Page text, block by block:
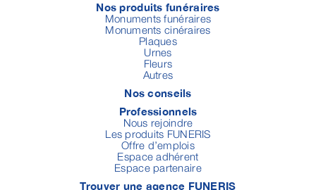
Nos produits funéraires
Monuments funéraires
Monuments cinéraires
Plaques
Urnes
Fleurs
Autres
Nos conseils
Professionnels
Nous rejoindre
Les produits FUNERIS
Offre d’emplois
Espace adhérent
Espace partenaire
Trouver une agence FUNERIS